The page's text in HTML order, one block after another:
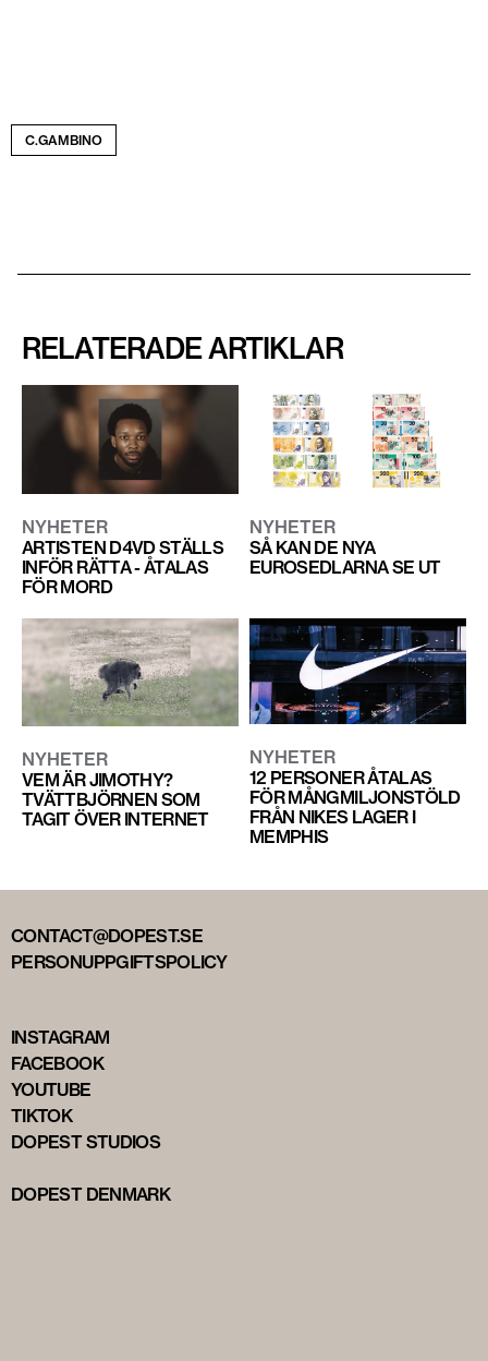
C.GAMBINO
RELATERADE ARTIKLAR
NYHETER
ARTISTEN D4VD STÄLLS
INFÖR RÄTTA - ÅTALAS
FÖR MORD
NYHETER
SÅ KAN DE NYA
EUROSEDLARNA SE UT
NYHETER
VEM ÄR JIMOTHY?
TVÄTTBJÖRNEN SOM
TAGIT ÖVER INTERNET
NYHETER
12 PERSONER ÅTALAS
FÖR MÅNGMILJONSTÖLD
FRÅN NIKES LAGER I
MEMPHIS
CONTACT@DOPEST.SE
PERSONUPPGIFTSPOLICY
INSTAGRAM
FACEBOOK
YOUTUBE
TIKTOK
DOPEST STUDIOS
DOPEST DENMARK